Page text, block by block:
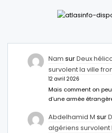
Nam surDeux
survolent la ville
12 avril 2026
Mais comment on
d’une armée
Abdelhamid M sur
algériens survolent